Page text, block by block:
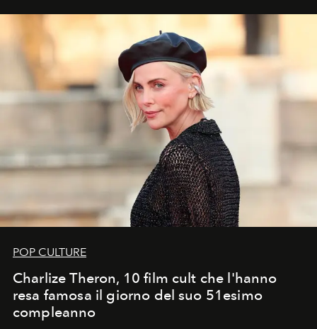
POP CULTURE
Charlize Theron, 10 film cult che l'hanno
resa famosa il giorno del suo 51esimo
compleanno